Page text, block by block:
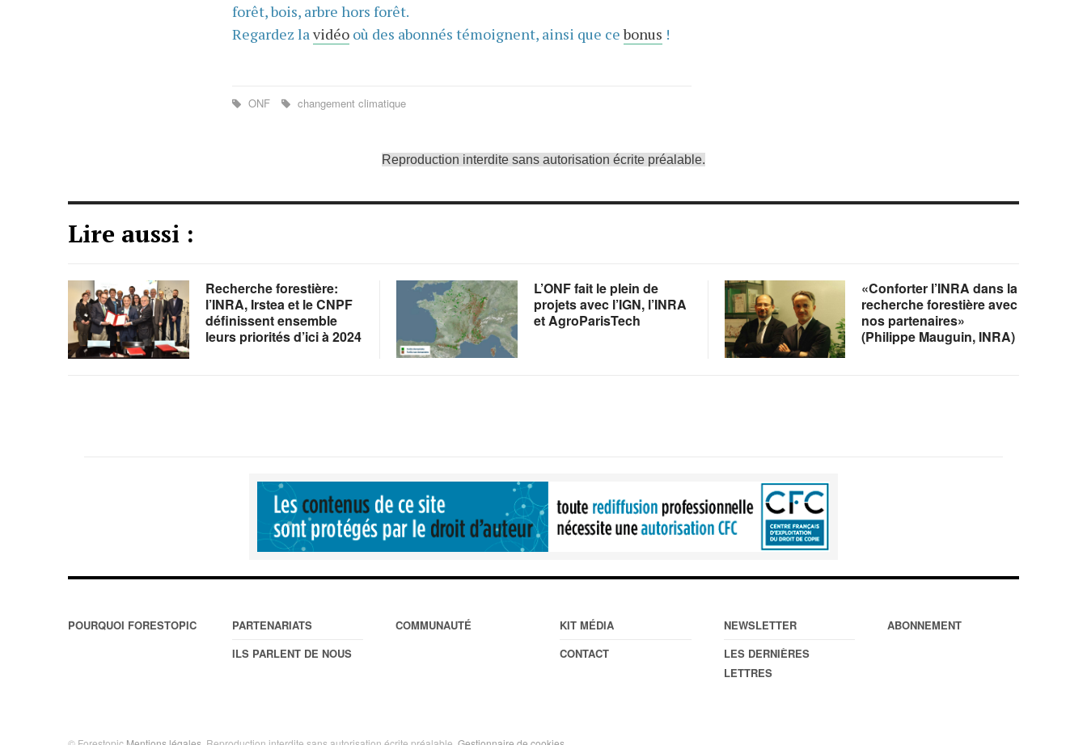
forêt, bois, arbre hors forêt.
Regardez la vidéooù des abonnés témoignent, ainsi que cebonus !
ONF changement climatique
Reproduction interdite sans autorisation écrite préalable.
Lire aussi :
Recherche forestière:
l’INRA, Irstea et le CNPF
définissent ensemble
leurs priorités d’ici à 2024
L’ONF fait le plein de
projets avec l’IGN, l’INRA
et AgroParisTech
«Conforter l’INRA dans la
recherche forestière avec
nos partenaires»
(Philippe Mauguin, INRA)
POURQUOI FORESTOPIC
PARTENARIATS
ILS PARLENT DE NOUS
COMMUNAUTÉ
KIT MÉDIA
CONTACT
NEWSLETTER
LES DERNIÈRES
LETTRES
ABONNEMENT